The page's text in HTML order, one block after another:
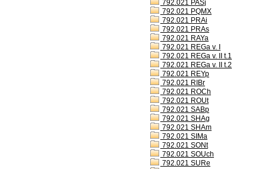
792.021 PASj
792.021 PQMX
792.021 PRAi
792.021 PRAs
792.021 RAYa
792.021 REGa v. I
792.021 REGa v. II t.1
792.021 REGa v. II t.2
792.021 REYp
792.021 RIBr
792.021 ROCh
792.021 ROUt
792.021 SABp
792.021 SHAg
792.021 SHAm
792.021 SIMa
792.021 SONt
792.021 SOUch
792.021 SURe